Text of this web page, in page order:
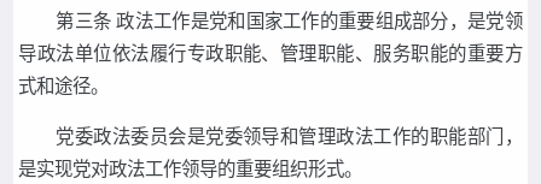
第三条 政法工作是党和国家工作的重要组成部分，是党领
导政法单位依法履行专政职能、管理职能、服务职能的重要方
式和途径。
党委政法委员会是党委领导和管理政法工作的职能部门，
是实现党对政法工作领导的重要组织形式。